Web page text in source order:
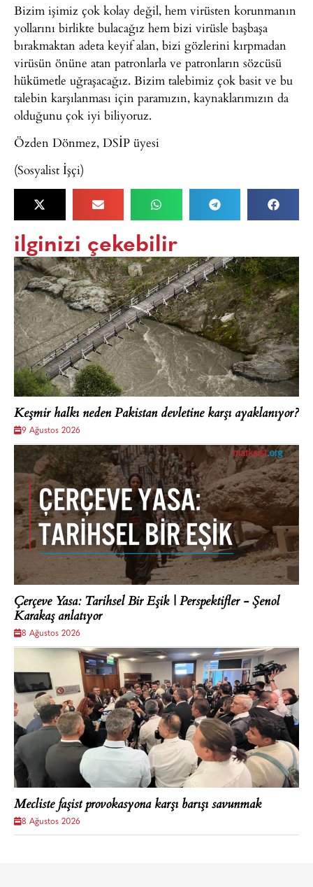
Bizim işimiz çok kolay değil, hem virüsten korunmanın
yollarını birlikte bulacağız hem bizi virüsle başbaşa
bırakmaktan adeta keyif alan, bizi gözlerini kırpmadan
virüsün önüne atan patronlarla ve patronların sözcüsü
hükümetle uğraşacağız. Bizim talebimiz çok basit ve bu
talebin karşılanması için paramızın, kaynaklarımızın da
olduğunu çok iyi biliyoruz.
Özden Dönmez, DSİP üyesi
(Sosyalist İşçi)
ilginizi çekebilir
Keşmir halkı neden Pakistan devletine karşı ayaklanıyor?
9 Ağustos 2026
Çerçeve Yasa: Tarihsel Bir Eşik | Perspektifler - Şenol
Karakaş anlatıyor
8 Ağustos 2026
Mecliste faşist provokasyona karşı barışı savunmak
8 Ağustos 2026